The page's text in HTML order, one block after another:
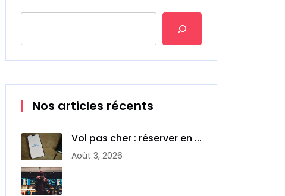
Nos articles récents
Vol pas cher : réserver en ...
Août 3, 2026